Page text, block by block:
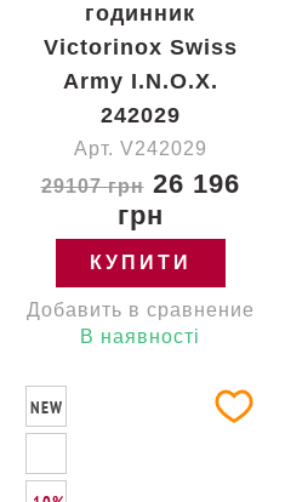
годинник
Victorinox Swiss
Army I.N.O.X.
242029
Арт. V242029
29107 грн26 196
грн
КУПИТИ
Добавить в сравнение
В наявності
NEW